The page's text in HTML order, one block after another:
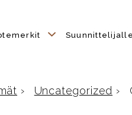
Suunnittelijalle
› Uncategorized ›